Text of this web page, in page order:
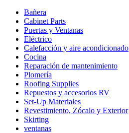
Bañera
Cabinet Parts
Puertas y Ventanas
Eléctrico
Calefacción y aire acondicionado
Cocina
Reparación de mantenimiento
Plomería
Roofing Supplies
Repuestos y accesorios RV
Set-Up Materiales
Revestimiento, Zócalo y Exterior
Skirting
ventanas